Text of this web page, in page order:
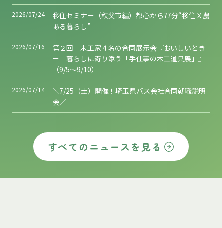
2026/07/24
移住セミナー（秩父市編）都心から77分“移住Ｘ農
ある暮らし”
2026/07/16
第２回 木工家４名の合同展示会『おいしいとき
ー 暮らしに寄り添う「手仕事の木工道具展」』
（9/5～9/10）
2026/07/14
＼7/25（土）開催！埼玉県バス会社合同就職説明
会／
すべてのニュースを見る